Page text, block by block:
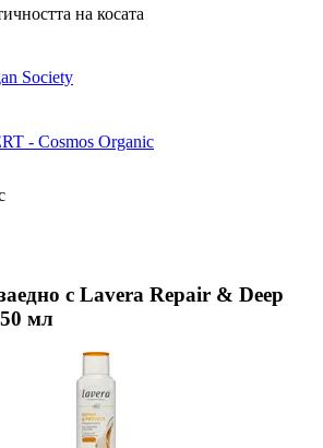
на косата
Society
- Cosmos Organic
с Lavera Repair & Deep
мл